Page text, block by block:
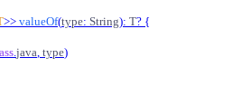
>> valueOf(type: String): T? {
java type)